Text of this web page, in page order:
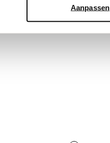
Aanpassen